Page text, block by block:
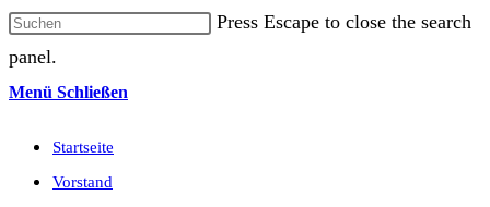
Press Escape to close the search
panel.
Menü Schließen
Startseite
Vorstand